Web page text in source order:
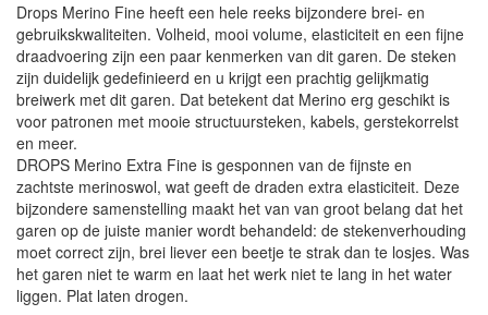
Drops Merino Fine heeft een hele reeks bijzondere brei- en
gebruikskwaliteiten. Volheid, mooi volume, elasticiteit en een fijne
draadvoering zijn een paar kenmerken van dit garen. De steken
zijn duidelijk gedefinieerd en u krijgt een prachtig gelijkmatig
breiwerk met dit garen. Dat betekent dat Merino erg geschikt is
voor patronen met mooie structuursteken, kabels, gerstekorrelst
en meer.
DROPS Merino Extra Fine is gesponnen van de fijnste en
zachtste merinoswol, wat geeft de draden extra elasticiteit. Deze
bijzondere samenstelling maakt het van van groot belang dat het
garen op de juiste manier wordt behandeld: de stekenverhouding
moet correct zijn, brei liever een beetje te strak dan te losjes. Was
het garen niet te warm en laat het werk niet te lang in het water
liggen. Plat laten drogen.